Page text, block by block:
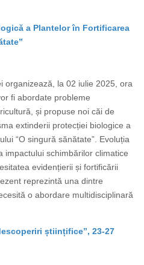
a Plantelor în Fortificarea
organizează, la 02 iulie 2025, ora
fi abordate probleme
și propuse noi căi de
extinderii protecției biologice a
“O singură sănătate”. Evoluția
impactului schimbărilor climatice
evidențierii și fortificării
reprezintă una dintre
o abordare multidisciplinară
științifice”, 23-27